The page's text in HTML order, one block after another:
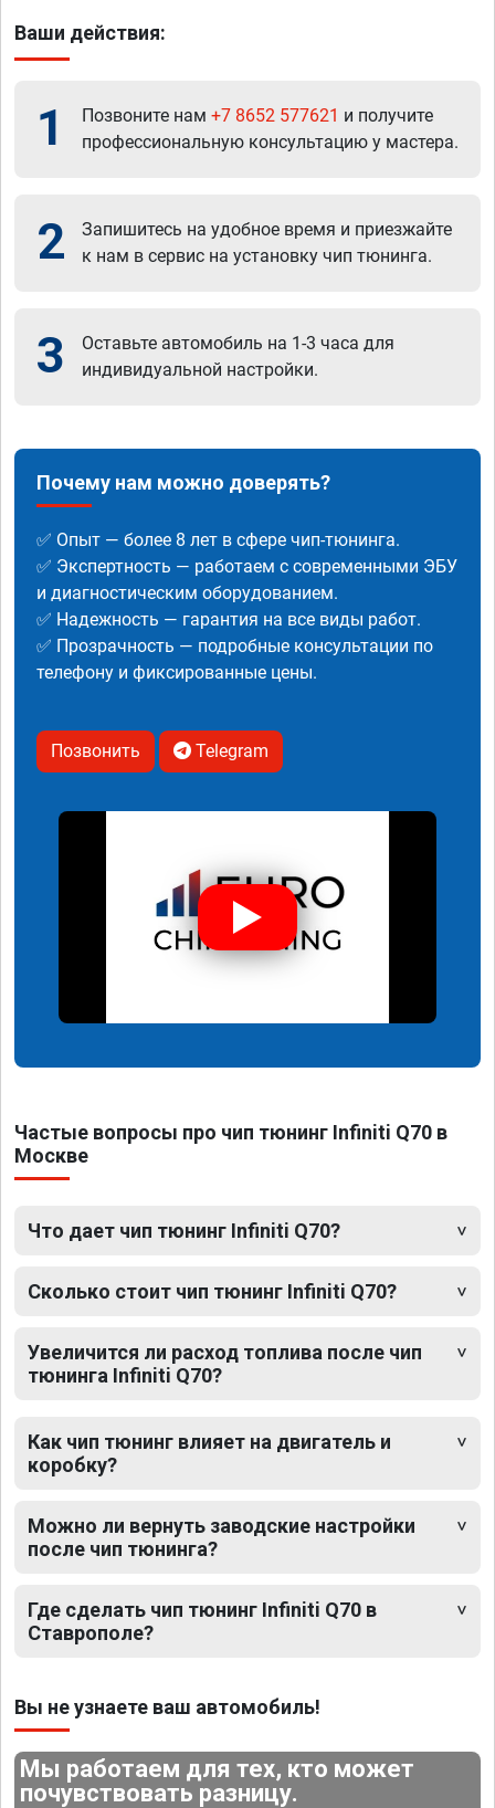
Ваши действия:
1 Позвоните нам +7 8652 577621 и получите
профессиональную консультацию у мастера.
2
Запишитесь на удобное время и приезжайте
к нам в сервис на установку чип тюнинга.
3
Оставьте автомобиль на 1-3 часа для
индивидуальной настройки.
Почему нам можно доверять?
✅ Опыт — более 8 лет в сфере чип-тюнинга.
✅ Экспертность — работаем с современными ЭБУ
и диагностическим оборудованием.
✅ Надежность — гарантия на все виды работ.
✅ Прозрачность — подробные консультации по
телефону и фиксированные цены.
Позвонить Telegram
Частые вопросы про чип тюнинг Infiniti Q70 в
Москве
Что дает чип тюнинг Infiniti Q70?
Сколько стоит чип тюнинг Infiniti Q70?
Увеличится ли расход топлива после чип
тюнинга Infiniti Q70?
Как чип тюнинг влияет на двигатель и
коробку?
Можно ли вернуть заводские настройки
после чип тюнинга?
Где сделать чип тюнинг Infiniti Q70 в
Ставрополе?
Вы не узнаете ваш автомобиль!
Мы работаем для тех, кто может
почувствовать разницу.